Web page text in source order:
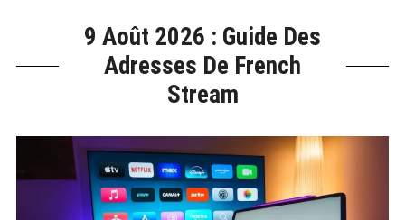
9 Août 2026 : Guide Des
Adresses De French
Stream